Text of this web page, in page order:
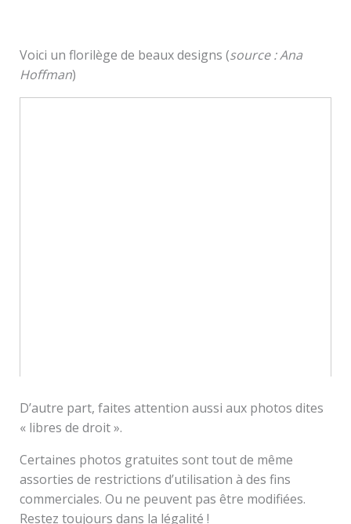
Voici un florilège de beaux designs (source : Ana
Hoffman)
D’autre part, faites attention aussi aux photos dites
« libres de droit ».
Certaines photos gratuites sont tout de même
assorties de restrictions d’utilisation à des fins
commerciales. Ou ne peuvent pas être modifiées.
Restez toujours dans la légalité !